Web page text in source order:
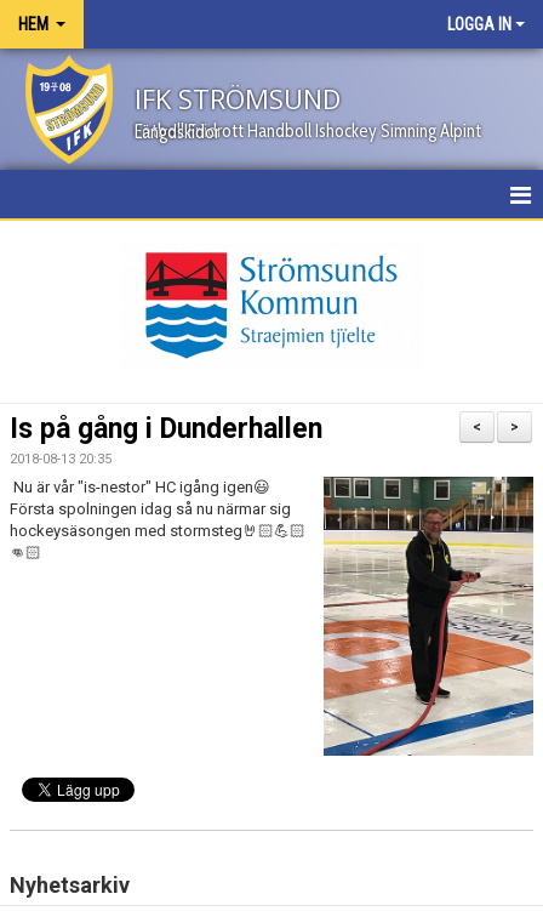
HEM LOGGA IN
IFK STRÖMSUND
Fotboll Friidrott Handboll Ishockey Simning Alpint Längdskidor
KALENDER
BILDGALLERI
DOKUMENT
>
<
Is på gång i Dunderhallen
2018-08-13 20:35
Nu är vår "is-nestor" HC igång igen😃
Första spolningen idag så nu närmar sig
hockeysäsongen med stormsteg🤘🏻💪🏻
👊🏻
Nyhetsarkiv